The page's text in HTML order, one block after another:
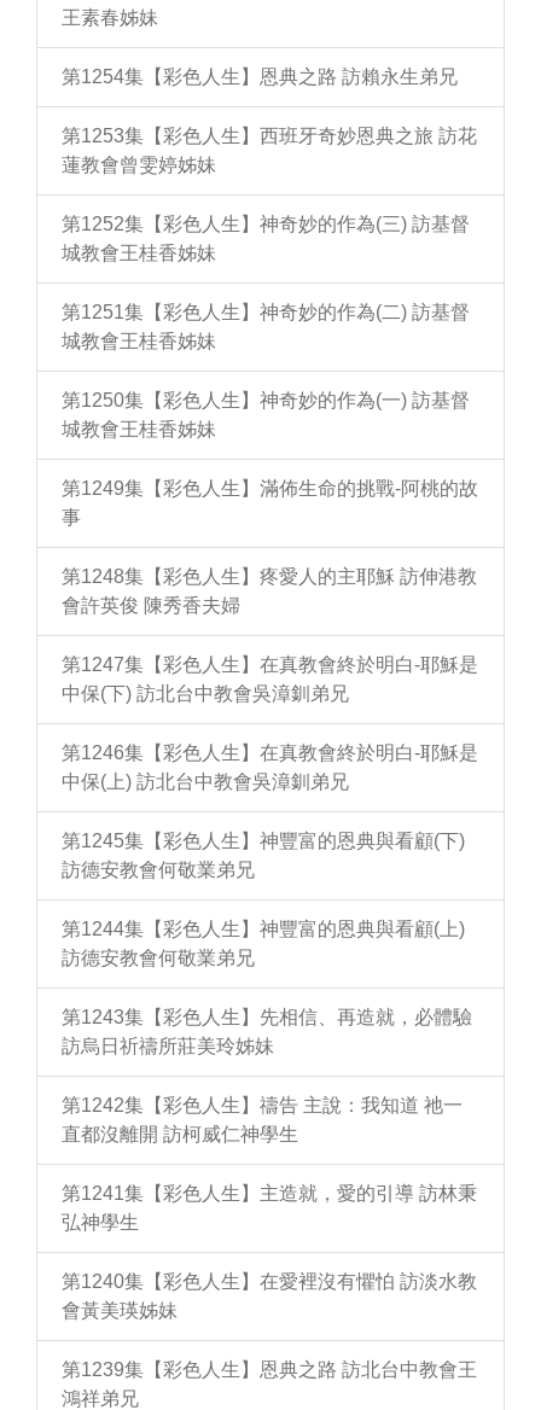
王素春姊妹
第1254集【彩色人生】恩典之路 訪賴永生弟兄
第1253集【彩色人生】西班牙奇妙恩典之旅 訪花
蓮教會曾雯婷姊妹
第1252集【彩色人生】神奇妙的作為(三) 訪基督
城教會王桂香姊妹
第1251集【彩色人生】神奇妙的作為(二) 訪基督
城教會王桂香姊妹
第1250集【彩色人生】神奇妙的作為(一) 訪基督
城教會王桂香姊妹
第1249集【彩色人生】滿佈生命的挑戰-阿桃的故
事
第1248集【彩色人生】疼愛人的主耶穌 訪伸港教
會許英俊 陳秀香夫婦
第1247集【彩色人生】在真教會終於明白-耶穌是
中保(下) 訪北台中教會吳漳釧弟兄
第1246集【彩色人生】在真教會終於明白-耶穌是
中保(上) 訪北台中教會吳漳釧弟兄
第1245集【彩色人生】神豐富的恩典與看顧(下)
訪德安教會何敬業弟兄
第1244集【彩色人生】神豐富的恩典與看顧(上)
訪德安教會何敬業弟兄
第1243集【彩色人生】先相信、再造就，必體驗
訪烏日祈禱所莊美玲姊妹
第1242集【彩色人生】禱告 主說：我知道 祂一
直都沒離開 訪柯威仁神學生
第1241集【彩色人生】主造就，愛的引導 訪林秉
弘神學生
第1240集【彩色人生】在愛裡沒有懼怕 訪淡水教
會黃美瑛姊妹
第1239集【彩色人生】恩典之路 訪北台中教會王
鴻祥弟兄